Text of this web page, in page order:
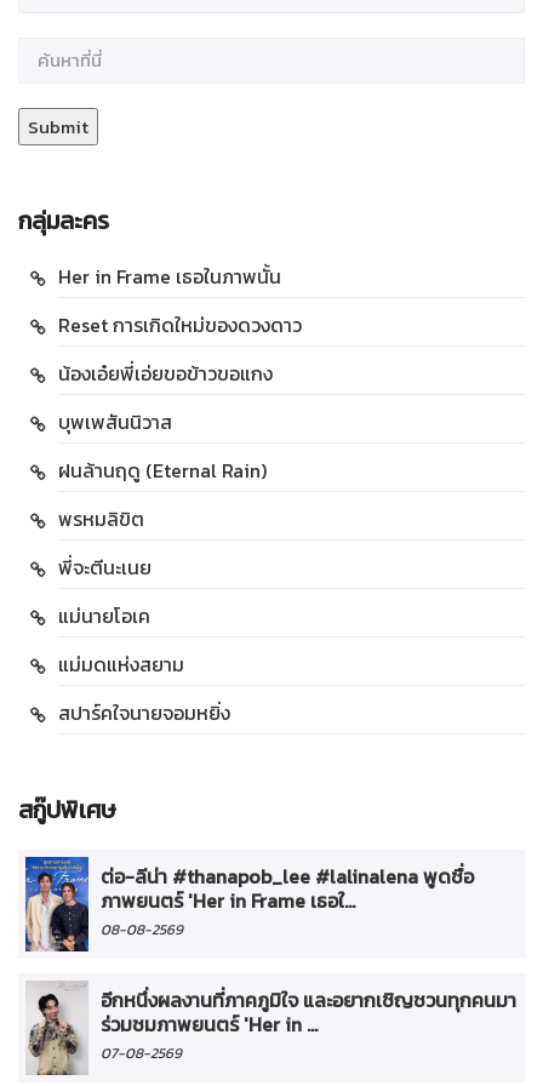
กลุ่มละคร
Her in Frame เธอในภาพนั้น
Reset การเกิดใหม่ของดวงดาว
น้องเอ๋ยพี่เอ่ยขอข้าวขอแกง
บุพเพสันนิวาส
ฝนล้านฤดู (Eternal Rain)
พรหมลิขิต
พี่จะตีนะเนย
แม่นายโอเค
แม่มดแห่งสยาม
สปาร์คใจนายจอมหยิ่ง
สกู๊ปพิเศษ
ต่อ-ลีน่า #thanapob_lee #lalinalena พูดชื่อ
ภาพยนตร์ 'Her in Frame เธอใ...
08-08-2569
อีกหนึ่งผลงานที่ภาคภูมิใจ และอยากเชิญชวนทุกคนมา
ร่วมชมภาพยนตร์ 'Her in ...
07-08-2569